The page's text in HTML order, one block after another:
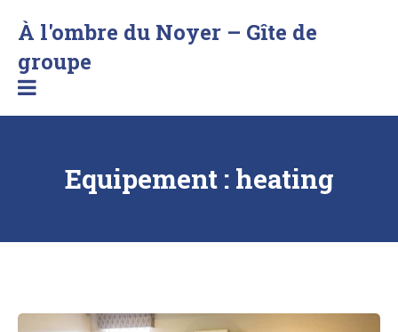
À l'ombre du Noyer – Gîte de
groupe
Séjournez
au
bord
d'un
Equipement : heating